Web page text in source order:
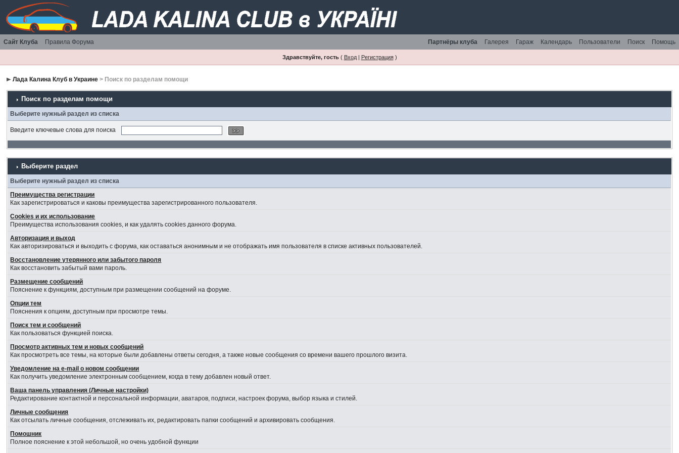
Сайт Клуба Правила Форума Помощь
Поиск
Пользователи
Календарь
Гараж
Галерея
Партнёры клуба
Здравствуйте, гость( Вход| Регистрация)
Лада Калина Клуб в Украине > Поиск по разделам помощи
Поиск по разделам помощи
Выберите нужный раздел из списка
Введите ключевые слова для поиска
Выберите раздел
Выберите нужный раздел из списка
Преимущества регистрации
Как зарегистрироваться и каковы преимущества зарегистрированного пользователя.
Cookies и их использование
Преимущества использования cookies, и как удалять cookies данного форума.
Авторизация и выход
Как авторизироваться и выходить с форума, как оставаться анонимным и не отображать имя пользователя в списке активных пользователей.
Восстановление утерянного или забытого пароля
Как восстановить забытый вами пароль.
Размещение сообщений
Пояснение к функциям, доступным при размещении сообщений на форуме.
Опции тем
Пояснения к опциям, доступным при просмотре темы.
Поиск тем и сообщений
Как пользоваться функцией поиска.
Просмотр активных тем и новых сообщений
Как просмотреть все темы, на которые были добавлены ответы сегодня, а также новые сообщения со времени вашего прошлого визита.
Уведомление на е-mail о новом сообщении
Как получить уведомление электронным сообщением, когда в тему добавлен новый ответ.
Ваша панель управления (Личные настройки)
Редактирование контактной и персональной информации, аватаров, подписи, настроек форума, выбор языка и стилей.
Личные сообщения
Как отсылать личные сообщения, отслеживать их, редактировать папки сообщений и архивировать сообщения.
Помошник
Полное пояснение к этой небольшой, но очень удобной функции